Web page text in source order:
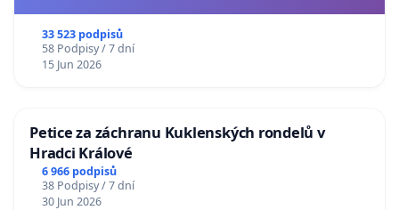
33 523 podpisů
58 Podpisy / 7 dní
15 Jun 2026
Petice za záchranu Kuklenských rondelů v
Hradci Králové
6 966 podpisů
38 Podpisy / 7 dní
30 Jun 2026